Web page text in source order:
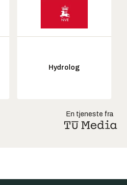
Hydrolog
En tjeneste fra